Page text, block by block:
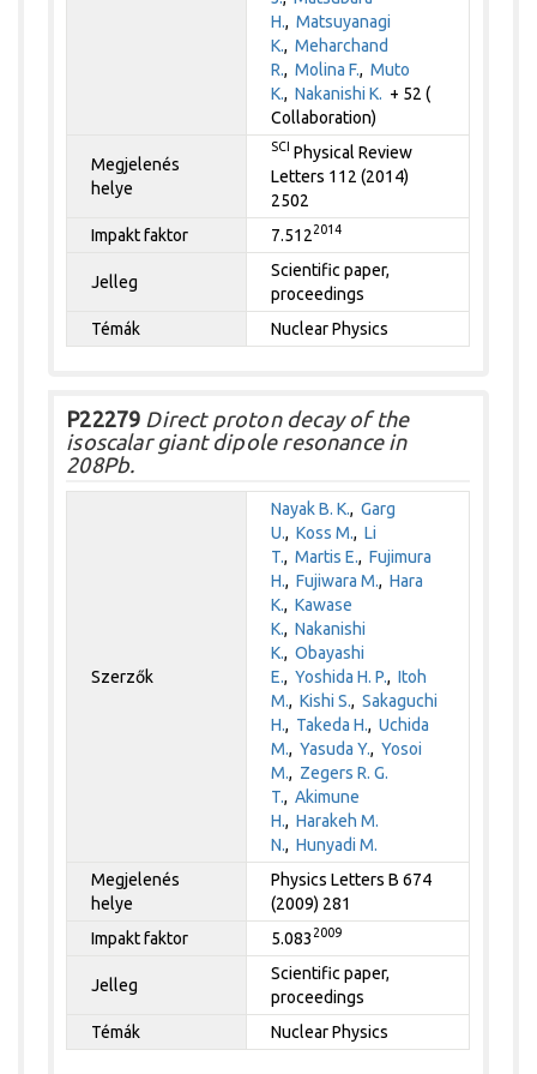
H.,Matsuyanagi
K.,Meharchand
R.,Molina F.,Muto
K.,Nakanishi K. + 52 (
Collaboration)
Megjelenés
helye
SCI Physical Review
Letters 112 (2014)
2502
Impakt faktor
7.5122014
Jelleg
Scientific paper,
proceedings
Témák
Nuclear Physics
P22279 Direct proton decay of the
isoscalar giant dipole resonance in
208Pb.
Szerzők
Nayak B. K.,Garg
U.,Koss M.,Li
T.,Martis E.,Fujimura
H.,Fujiwara M.,Hara
K.,Kawase
K.,Nakanishi
K.,Obayashi
E.,Yoshida H. P.,Itoh
M.,Kishi S.,Sakaguchi
H., Takeda H.,Uchida
M.,Yasuda Y.,Yosoi
M., Zegers R. G.
T.,Akimune
H.,Harakeh M.
N.,Hunyadi M.
Megjelenés
helye
Physics Letters B 674
(2009) 281
Impakt faktor
5.083 2009
Jelleg
Scientific paper,
proceedings
Témák
Nuclear Physics